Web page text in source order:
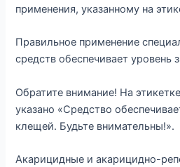
применения, указанному на
Правильное применение
средств обеспечивает уровень
Обратите внимание! На
указано «Средство
клещей. Будьте внимательны!».
Акарицидные и акарицидно-